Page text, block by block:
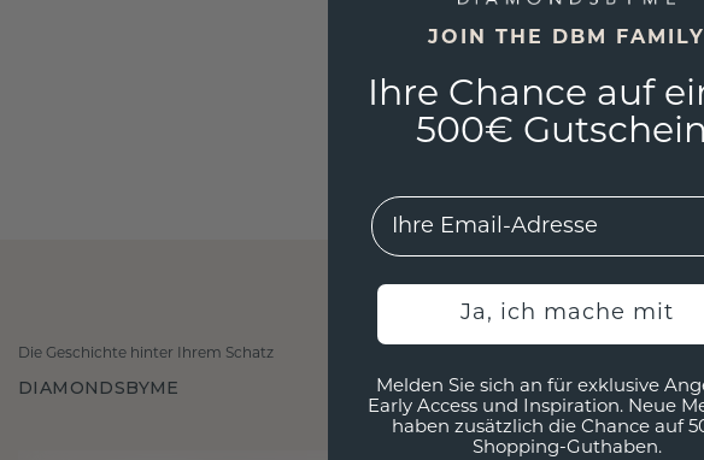
Die Geschichte hinter Ihrem Schatz
DIAMONDSBYME
JOIN THE DBM FAMILY
Ihre Chance auf
500€
EMail
Ja, ich mache mit
Melden Sie sich an für exklusive
Early Access und Inspiration. Neue
haben zusätzlich die Chance auf
Shopping-Guthaben.